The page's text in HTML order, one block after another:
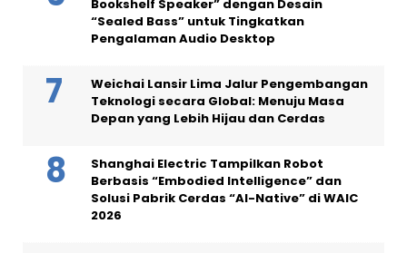
Bookshelf Speaker” dengan Desain
“Sealed Bass” untuk Tingkatkan
Pengalaman Audio Desktop
Weichai Lansir Lima Jalur Pengembangan
Teknologi secara Global: Menuju Masa
Depan yang Lebih Hijau dan Cerdas
Shanghai Electric Tampilkan Robot
Berbasis “Embodied Intelligence” dan
Solusi Pabrik Cerdas “AI-Native” di WAIC
2026